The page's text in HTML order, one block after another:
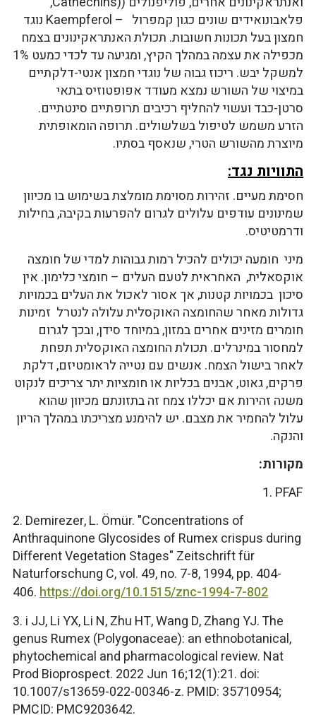
פלאבונואידים שונים כגון קמפרול – Kaempferol נוגד
חמצון בעל תכונות חשובות. תכולת האנתראקינונים בצמח
מכפילה את עצמה במהלך הקיץ, ומגיעה עד לכדי כמעט 1%
למשקל יבש. ריכוז גבוה של נוגדי חמצון אנטי-דלקתיים
במיצוי של השורש נמצא מעודד אפופטוזיס בתאי
סרטן-כבד ועשוי להחליף רכיבים תרופתיים סינטתיים.
הזרע משמש לטיפול בשלשולים. תרופה הומאופתית
מיוצרת מהשורש הטרי, שנאסף בסתיו.
התוויות נגד:
חסימת מעיים. זהירות מסוימת מומלצת בשימוש בו מכיוון
שמינונים עודפים עלולים לגרום להפרעות בקיבה, בחילות
ודרמטיטיס.
מיני חומעה יכולים להכיל רמות גבוהות למדי של חומצה
אוקסאלית, האחראית לטעם העלים – חומצי כלימון. אין
סיכון בכמויות קטנות, אך אסור לאכול את העלים בכמויות
גדולות מאחר שהחומצה האוקסלית עלולה לנטרל זמינות
חומרים מזינים אחרים במזון, במיוחד סידן, ובכך לגרום
למחסור במינרלים. תכולת החומצה האוקסלית תפחת
לאחר בישול הצמח. אנשים עם נטייה לראומטיזם, דלקת
פרקים, גאוט, אבנים בכליות או חומציות יתר צריכים לנקוט
משנה זהירות אם יכללו צמח זה בתזונתם מכיוון שהוא
עלול להחמיר את מצבם. יש להימנע מצריכתו במהלך הריון
והנקה.
מקורות:
1. PFAF
2. Demirezer, L. Ömür. "Concentrations of
Anthraquinone Glycosides of Rumex crispus during
Different Vegetation Stages" Zeitschrift für
Naturforschung C, vol. 49, no. 7-8, 1994, pp. 404-
406.https://doi.org/10.1515/znc-1994-7-802
3. i JJ, Li YX, Li N, Zhu HT, Wang D, Zhang YJ. The
genus Rumex (Polygonaceae): an ethnobotanical,
phytochemical and pharmacological review. Nat
Prod Bioprospect. 2022 Jun 16;12(1):21. doi:
10.1007/s13659-022-00346-z. PMID: 35710954;
PMCID: PMC9203642.